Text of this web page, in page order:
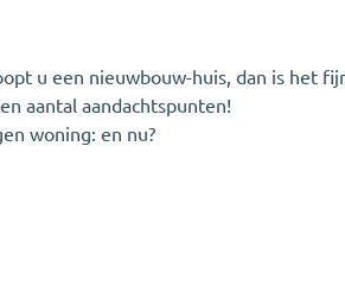
u een nieuwbouw-huis, dan is het
aantal aandachtspunten!